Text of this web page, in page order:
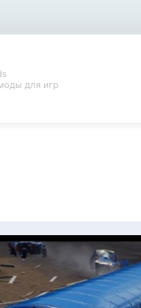
для игр